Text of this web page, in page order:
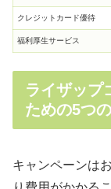
クレジットカード優待
福利厚生サービス
ライザップ
ための5つ
キャンペーンは